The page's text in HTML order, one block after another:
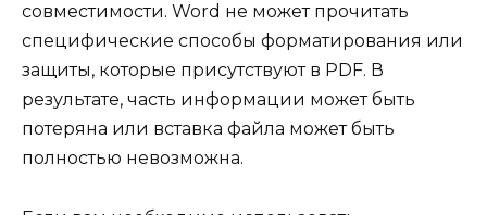
совместимости. Word не может прочитать
специфические способы форматирования или
защиты, которые присутствуют в PDF. В
результате, часть информации может быть
потеряна или вставка файла может быть
полностью невозможна.